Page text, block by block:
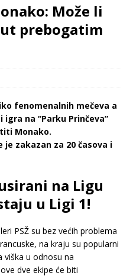
Može li
prebogatim
fenomenalnih mečeva a
na “Parku Prinčeva”
Monako.
zakazan za 20 časova i
na Ligu
u Ligi 1!
PSŽ su bez većih problema
na kraju su popularni
viška u odnosu na
dve ekipe će biti